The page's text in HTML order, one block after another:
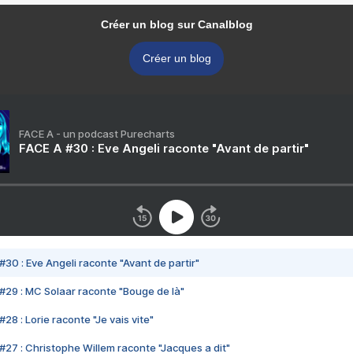
Créer un blog sur Canalblog
Créer un blog
FACE A - un podcast Purecharts
FACE A #30 : Eve Angeli raconte "Avant de partir"
#30 : Eve Angeli raconte "Avant de partir"
#29 : MC Solaar raconte "Bouge de là"
#28 : Lorie raconte "Je vais vite"
#27 : Christophe Willem raconte "Jacques a dit"